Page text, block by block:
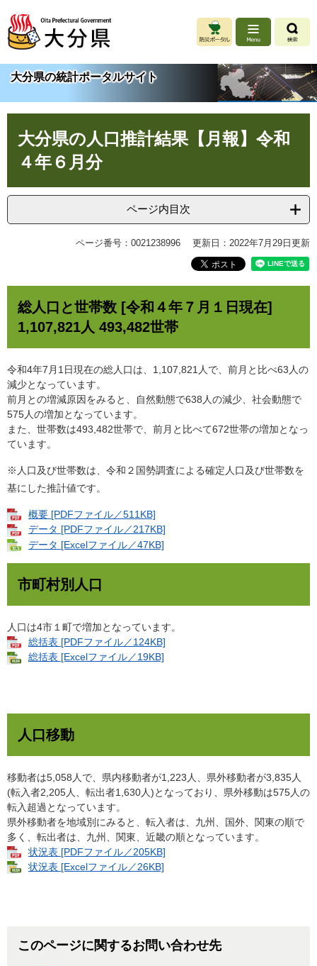
ジ
先
頭
す
ュ
を
飛
し
大分県の統計ポータルサイト
大分県の人口推計結果【月報】令和
４年６月分
ページ内目次
ページ番号：0021238996 更新日：2022年7月29日更新
総人口と世帯数 [令和４年７月１日現在]
1,107,821人 493,482世帯
令和4年7月1日現在の総人口は、1,107,821人で、前月と比べ63人の
減少となっています。
前月との増減原因をみると、自然動態で638人の減少、社会動態で
575人の増加となっています。
また、世帯数は493,482世帯で、前月と比べて672世帯の増加となっ
ています。
※人口及び世帯数は、令和２国勢調査による確定人口及び世帯数を
基にした推計値です。
概要 [PDFファイル／511KB]
データ [PDFファイル／217KB]
データ [Excelファイル／47KB]
市町村別人口
人口は4市１町で増加となっています。
総括表 [PDFファイル／124KB]
総括表 [Excelファイル／19KB]
人口移動
移動者は5,058人で、県内移動者が1,223人、県外移動者が3,835人
(転入者2,205人、転出者1,630人)となっており、県外移動は575人の
転入超過となっています。
県外移動者を地域別にみると、転入者は、九州、国外、関東の順で
多く、転出者は、九州、関東、近畿の順となっています。
状況表 [PDFファイル／205KB]
状況表 [Excelファイル／26KB]
このページに関するお問い合わせ先